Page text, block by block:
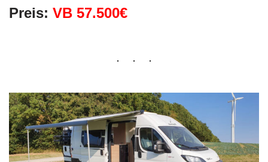
Preis: VB 57.500€